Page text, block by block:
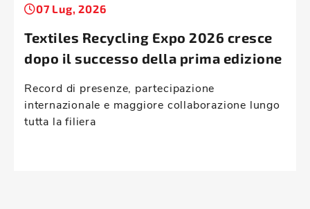
07 Lug, 2026
Textiles Recycling Expo 2026 cresce
dopo il successo della prima edizione
Record di presenze, partecipazione
internazionale e maggiore collaborazione lungo
tutta la filiera